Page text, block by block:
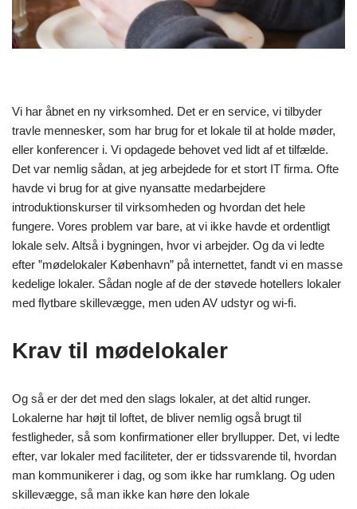
Vi har åbnet en ny virksomhed. Det er en service, vi tilbyder
travle mennesker, som har brug for et lokale til at holde møder,
eller konferencer i. Vi opdagede behovet ved lidt af et tilfælde.
Det var nemlig sådan, at jeg arbejdede for et stort IT firma. Ofte
havde vi brug for at give nyansatte medarbejdere
introduktionskurser til virksomheden og hvordan det hele
fungere. Vores problem var bare, at vi ikke havde et ordentligt
lokale selv. Altså i bygningen, hvor vi arbejder. Og da vi ledte
efter ”mødelokaler København” på internettet, fandt vi en masse
kedelige lokaler. Sådan nogle af de der støvede hotellers lokaler
med flytbare skillevægge, men uden AV udstyr og wi-fi.
Krav til mødelokaler
Og så er der det med den slags lokaler, at det altid runger.
Lokalerne har højt til loftet, de bliver nemlig også brugt til
festligheder, så som konfirmationer eller bryllupper. Det, vi ledte
efter, var lokaler med faciliteter, der er tidssvarende til, hvordan
man kommunikerer i dag, og som ikke har rumklang. Og uden
skillevægge, så man ikke kan høre den lokale